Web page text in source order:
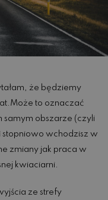
że będziemy
to oznaczać
samym obszarze (czyli
stopniowo wchodzisz w
zmiany jak praca w
kwiaciarni.
ze strefy